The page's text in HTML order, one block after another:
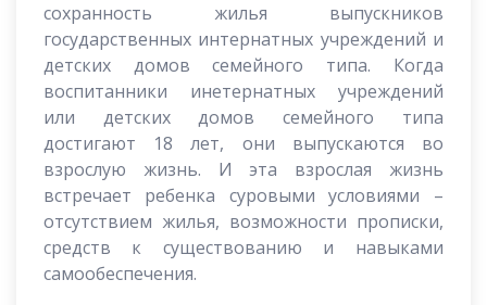
сохранность жилья выпускников
государственных интернатных учреждений и
детских домов семейного типа. Когда
воспитанники инетернатных учреждений
или детских домов семейного типа
достигают 18 лет, они выпускаются во
взрослую жизнь. И эта взрослая жизнь
встречает ребенка суровыми условиями –
отсутствием жилья, возможности прописки,
средств к существованию и навыками
самообеспечения.